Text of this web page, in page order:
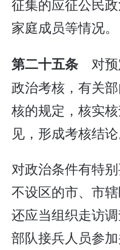
征集的应征公民
家庭成员等情况。
第二十五条 对预
政治考核，有关
核的规定，核实
见，形成考核结论
对政治条件有特别
不设区的市、市
还应当组织走访
部队接兵人员参